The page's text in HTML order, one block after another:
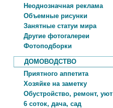
Неоднозначная реклама
Объемные рисунки
Занятные статуи мира
Другие фотогалереи
Фотоподборки
ДОМОВОДСТВО
Приятного аппетита
Хозяйке на заметку
Обустройство, ремонт, уют
6 соток, дача, сад